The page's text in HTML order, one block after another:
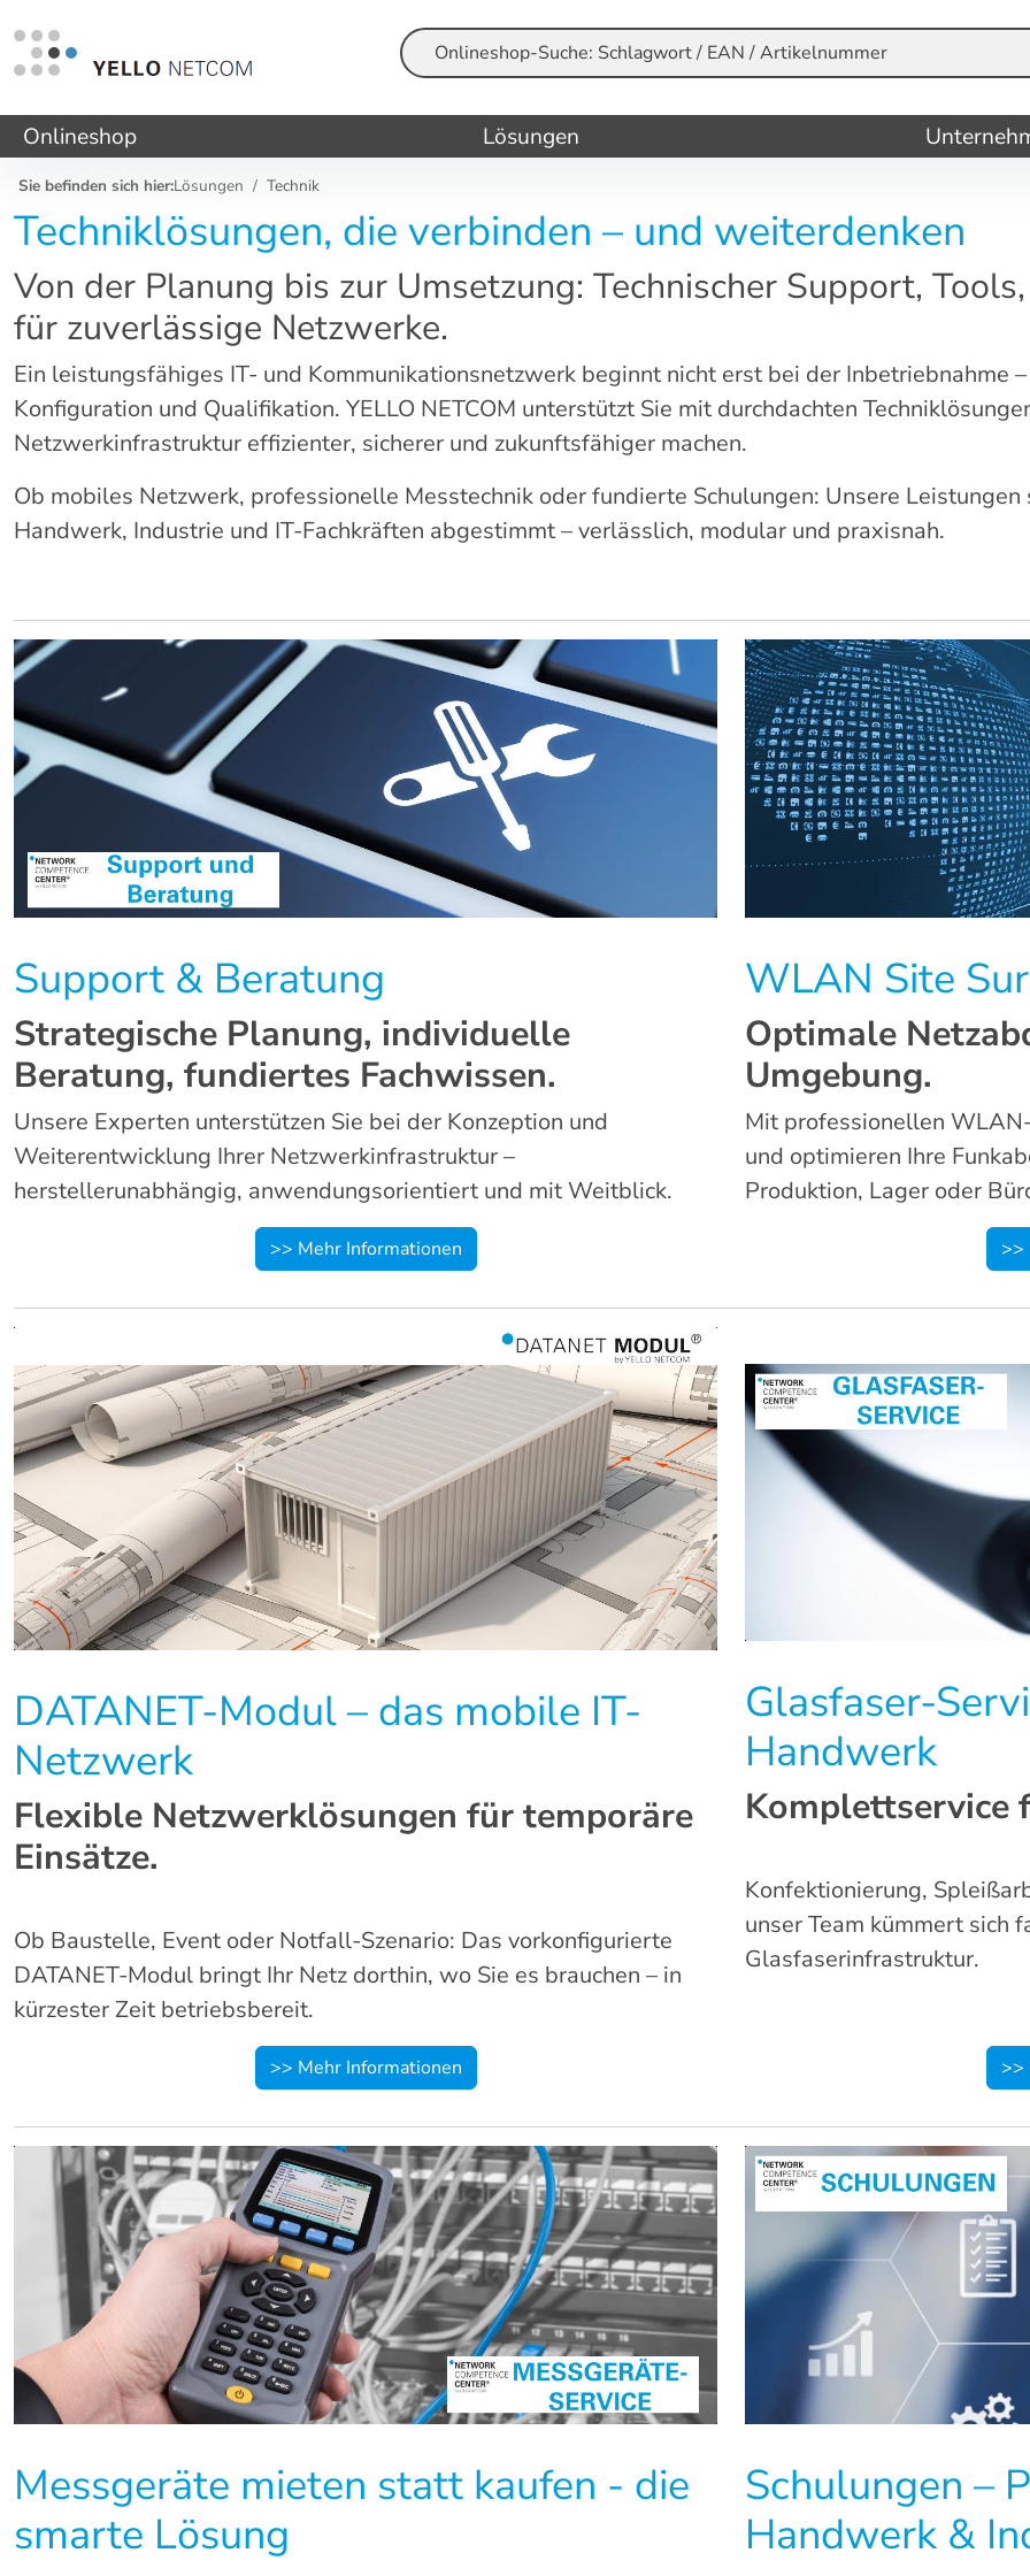
Suche
Onlineshop Lösungen
Sie befinden sich hier:Lösungen Technik
Techniklösungen, die verbinden – und weiterdenken
Von der Planung bis zur Umsetzung: Technischer Support,
für zuverlässige Netzwerke.
Ein leistungsfähiges IT- und Kommunikationsnetzwerk beginnt nicht erst bei der Inbetriebnahme
Konfiguration und Qualifikation. YELLO NETCOM unterstützt Sie mit durchdachten
Netzwerkinfrastruktur effizienter, sicherer und zukunftsfähiger machen.
Ob mobiles Netzwerk, professionelle Messtechnik oder fundierte Schulungen: Unsere
Handwerk, Industrie und IT-Fachkräften abgestimmt – verlässlich, modular und praxisnah.
Support & Beratung
Strategische Planung, individuelle
Beratung, fundiertes Fachwissen.
Unsere Experten unterstützen Sie bei der Konzeption und
Weiterentwicklung Ihrer Netzwerkinfrastruktur –
herstellerunabhängig, anwendungsorientiert und mit Weitblick.
WLAN Site
Optimale
Umgebung.
Mit professionellen
und optimieren Ihre
Produktion, Lager oder
>> Mehr Informationen >>
DATANET-Modul – das mobile IT-
Netzwerk
Flexible Netzwerklösungen für temporäre
Einsätze.
Ob Baustelle, Event oder Notfall-Szenario: Das vorkonfigurierte
DATANET-Modul bringt Ihr Netz dorthin, wo Sie es brauchen – in
kürzester Zeit betriebsbereit.
Glasfaser-
Handwerk
Komplettservice
Konfektionierung,
unser Team kümmert sich
Glasfaserinfrastruktur.
>> Mehr Informationen >>
Messgeräte mieten statt kaufen - die
smarte Lösung
Schulungen –
Handwerk &